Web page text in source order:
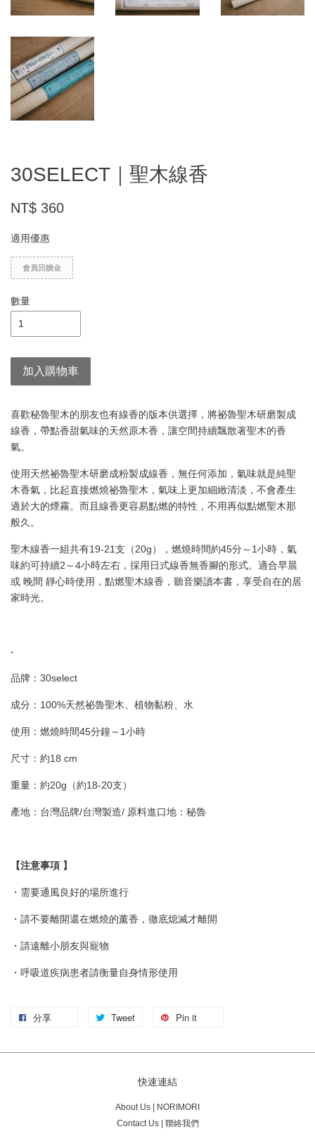
30SELECT｜聖木線香
NT$ 360
適用優惠
會員回饋金
數量
加入購物車
喜歡秘魯聖木的朋友也有線香的版本供選擇，將祕魯聖木研磨製成
線香，帶點香甜氣味的天然原木香，讓空間持續飄散著聖木的香
氣。
使用天然祕魯聖木研磨成粉製成線香，無任何添加，氣味就是純聖
木香氣，比起直接燃燒祕魯聖木，氣味上更加細緻清淡，不會產生
過於大的煙霧。而且線香更容易點燃的特性，不用再似點燃聖木那
般久。
聖木線香一組共有19-21支（20g），燃燒時間約45分～1小時，氣
味約可持續2～4小時左右，採用日式線香無香腳的形式。適合早晨
或 晚間 靜心時使用，點燃聖木線香，聽音樂讀本書，享受自在的居
家時光。
-
品牌：30select
成分：100%天然祕魯聖木、植物黏粉、水
使用：燃燒時間45分鐘～1小時
尺寸：約18 cm
重量：約20g（約18-20支）
產地：台灣品牌/台灣製造/ 原料進口地：秘魯
【注意事項 】
・需要通風良好的場所進行
・請不要離開還在燃燒的薰香，徹底熄滅才離開
・請遠離小朋友與寵物
・呼吸道疾病患者請衡量自身情形使用
分享 Tweet Pin it
快速連結
About Us | NORIMORI
Contact Us | 聯絡我們